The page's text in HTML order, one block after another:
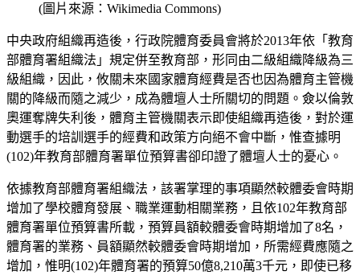
(圖片來源：Wikimedia Commons)
中央政府組織再造後，行政院體育委員會將於2013年依「教育
部體育署組織法」規定併至教育部，形同由二級組織降級為三
級組織，因此，攸關未來國家體育經費是否也因為體育主管機
關的降級而隨之減少，成為體壇人士所關切的問題。僉以倫敦
奧運奪牌失利後，體育主管機關表示即使組織再造後，對於運
動選手的培訓選手的經費和政策方向絕不會中斷，惟查據明
(102)年教育部體育署單位預算書卻印證了體壇人士的憂心。
依據教育部體育署組織法，該署掌理的事項顯然較體委會時期
增加了學校體育發展、職業運動相關業務，且依102年教育部
體育署單位預算書所載，預算員額較體委會時期增加了8名，
體育署的業務、員額顯然較體委會時期增加，所需經費應隨之
增加，惟明(102)年體育署的預算50億8,210萬3千元，即使已移